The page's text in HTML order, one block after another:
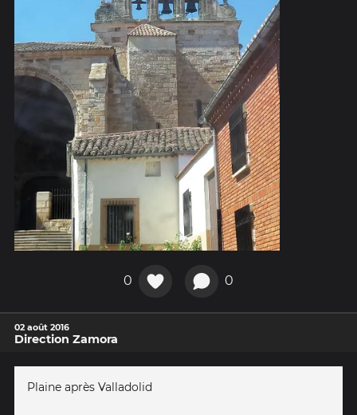
0 0
02 août 2016
Direction Zamora
Plaine après Valladolid